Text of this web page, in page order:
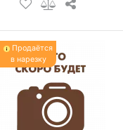
Продаётся
в нарезку